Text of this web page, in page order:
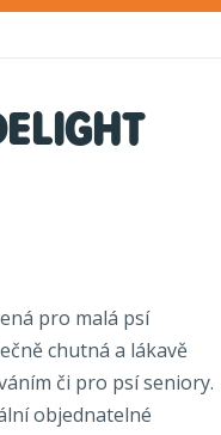
pro malá psí
chutná a lákavě
či pro psí seniory.
objednatelné